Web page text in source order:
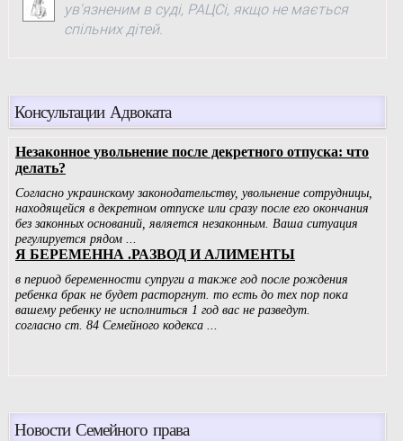
ув'язненим в суді, РАЦСі, якщо не мається
спільних дітей.
Консультации Адвоката
Новости Семейного права